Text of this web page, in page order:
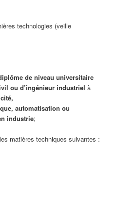
technologies (veille
de niveau universitaire
ou d’ingénieur industriel à
automatisation ou
industrie;
matières techniques suivantes :